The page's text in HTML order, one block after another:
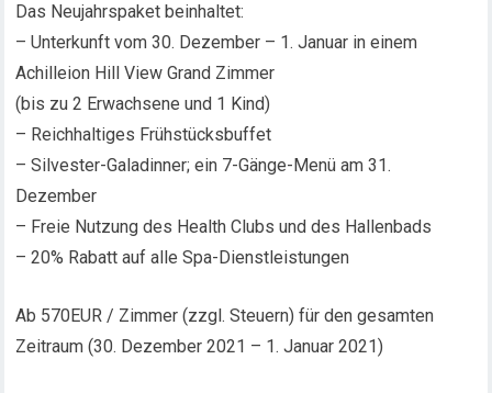
Das Neujahrspaket beinhaltet:
– Unterkunft vom 30. Dezember – 1. Januar in einem
Achilleion Hill View Grand Zimmer
(bis zu 2 Erwachsene und 1 Kind)
– Reichhaltiges Frühstücksbuffet
– Silvester-Galadinner; ein 7-Gänge-Menü am 31.
Dezember
– Freie Nutzung des Health Clubs und des Hallenbads
– 20% Rabatt auf alle Spa-Dienstleistungen
Ab 570EUR / Zimmer (zzgl. Steuern) für den gesamten
Zeitraum (30. Dezember 2021 – 1. Januar 2021)